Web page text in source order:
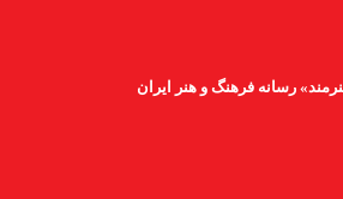
رسانه فرهنگ و هنر ایران